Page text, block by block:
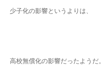
少子化の影響というよりは、
高校無償化の影響だったようだ。